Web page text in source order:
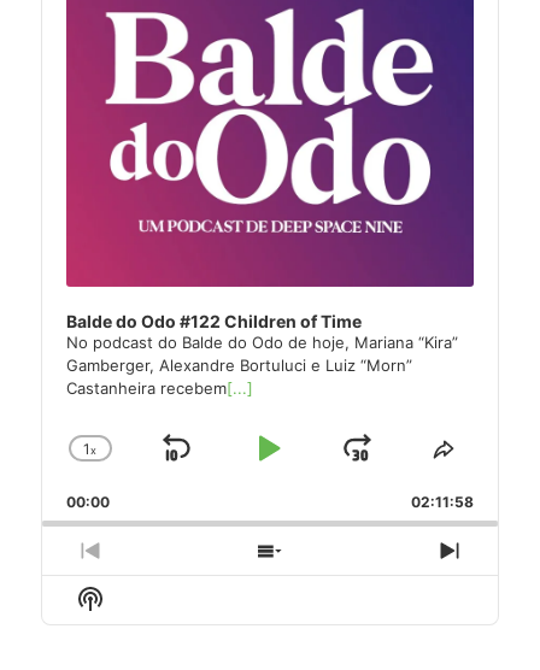
Balde do Odo #122 Children of Time
No podcast do Balde do Odo de hoje, Mariana “Kira”
Gamberger, Alexandre Bortuluci e Luiz “Morn”
Castanheira recebem[...]
Change
Rate
1x
Skip
Play
Jump
Forward
Share
Episode
00:00 02:11:58
Previous
Episode
Show
Episodes
Next
Episode
Show
Podcast